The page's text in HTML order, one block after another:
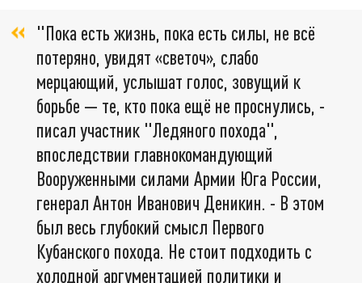
"Пока есть жизнь, пока есть силы, не всё
потеряно, увидят «светоч», слабо
мерцающий, услышат голос, зовущий к
борьбе — те, кто пока ещё не проснулись, -
писал участник "Ледяного похода",
впоследствии главнокомандующий
Вооруженными силами Армии Юга России,
генерал Антон Иванович Деникин. - В этом
был весь глубокий смысл Первого
Кубанского похода. Не стоит подходить с
холодной аргументацией политики и